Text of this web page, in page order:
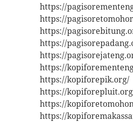
https://
https://
https://
https://
https://
https://
https://kopiforepik.org/
https://
https://
https://